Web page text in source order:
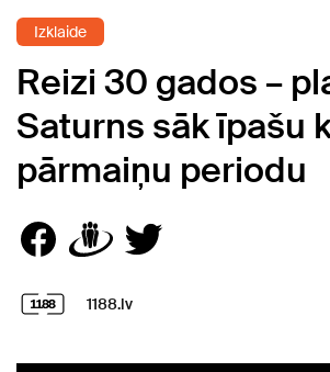
Izklaide
Reizi 30 gados –
Saturns sāk īpašu
pārmaiņu periodu
1188.lv